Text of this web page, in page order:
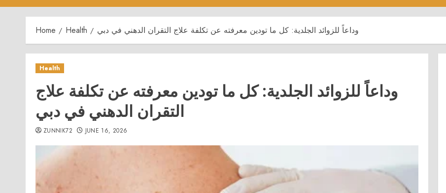
Home Health وداعاً للزوائد الجلدية: كل ما تودين معرفته عن تكلفة علاج التقران الدهني في دبي
Health
وداعاً للزوائد الجلدية: كل ما تودين معرفته عن تكلفة علاج
التقران الدهني في دبي
ZUNNIK72 JUNE 16, 2026